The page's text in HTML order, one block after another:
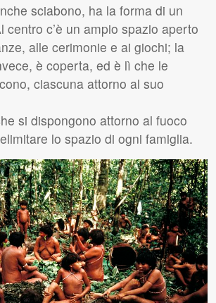
sciabono, ha la forma di un
centro c’è un ampio spazio aperto
alle cerimonie e ai giochi; la
è coperta, ed è lì che le
ciascuna attorno al suo
si dispongono attorno al fuoco
lo spazio di ogni famiglia.